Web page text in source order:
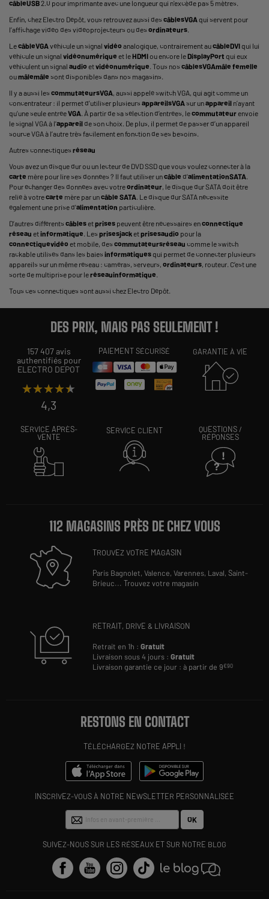
câbleUSB2.0 pour imprimante avec une longueur qui n'excède pas 5 mètres.
Enfin, chez Electro Dépôt, vous retrouvez aussi des câblesVGA qui servent pour
l’affichage vidéo des vidéoprojecteurs ou des ordinateurs.
LecâbleVGAvéhicule un signal vidéo analogique, contrairement aucâbleDVI qui lui
véhicule un signal vidéonumérique et leHDMIou encore leDisplayPort qui eux
véhiculent un signal audio etvidéonumérique. Tous nos câblesVGAmâle femelle
oumâlemâle sont disponibles dans nos magasins.
Il y a aussi les commutateursVGA, aussi appelé switch VGA, qui agit comme un
concentrateur : il permet d’utiliser plusieurs appareilsVGAsur unappareil n’ayant
qu’une seule entréeVGA. À partir de sa sélection d’entrées, lecommutateurenvoie
le signal VGA à l’appareilde son choix. De plus, il permet de passer d’un appareil
source VGA à l’autre très facilement en fonction de ses besoins.
Autres connectiques réseau
Vous avez un disque dur ou un lecteur de DVD SSD que vous voulez connecter à la
carte mère pour lire ses données ? Il faut utiliser uncâble d’alimentationSATA.
Pour échanger des données avec votreordinateur, le disque dur SATA doit être
relié à votrecarte mère par uncâble SATA. Le disque dur SATA nécessite
également une prise d'alimentation particulière.
D’autres différents câblesetprises peuvent être nécessaires enconnectique
réseau etinformatique. Les prisesjacketprisesaudio pour la
connectiquevidéo et mobile, des commutateursréseau comme le switch
rackable utilisés dans les baies informatiques qui permet de connecter plusieurs
appareils sur un même réseau : caméras, serveurs, ordinateurs, routeur. C’est une
sorte de multiprise pour leréseauinformatique.
Tous ces connectiques sont aussi chez Electro Dépôt.
DES PRIX, MAIS PAS SEULEMENT !
157 407 avis
authentifiés pour
ELECTRO DEPOT
★★★★★
★★★★★
4,3
PAIEMENT SÉCURISÉ GARANTIE À VIE
SERVICE APRÈS-
VENTE
SERVICE CLIENT
QUESTIONS /
RÉPONSES
112 MAGASINS PRÈS DE CHEZ VOUS
TROUVEZ VOTRE MAGASIN
Paris Bagnolet,Valence,Varennes, Laval,Saint-
Brieuc...Trouvez votre magasin
RETRAIT, DRIVE & LIVRAISON
Retrait en 1h :Gratuit
Livraison sous 4 jours :Gratuit
Livraison garantie ce jour : à partir de 9€90
RESTONS EN CONTACT
TÉLÉCHARGEZ NOTRE APPLI !
INSCRIVEZ-VOUS À NOTRE NEWSLETTER PERSONNALISÉE
OK
SUIVEZ-NOUS SUR LES RÉSEAUX ET SUR NOTRE BLOG